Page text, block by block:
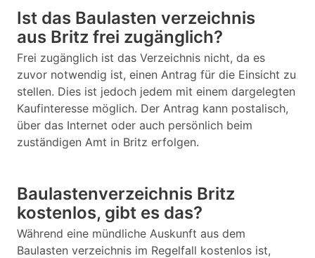
Ist das Baulasten verzeichnis
aus Britz frei zugänglich?
Frei zugänglich ist das Verzeichnis nicht, da es
zuvor notwendig ist, einen Antrag für die Einsicht zu
stellen. Dies ist jedoch jedem mit einem dargelegten
Kaufinteresse möglich. Der Antrag kann postalisch,
über das Internet oder auch persönlich beim
zuständigen Amt in Britz erfolgen.
Baulastenverzeichnis Britz
kostenlos, gibt es das?
Während eine mündliche Auskunft aus dem
Baulasten verzeichnis im Regelfall kostenlos ist,